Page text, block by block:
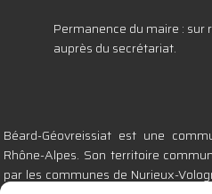
Permanence du maire : sur
auprès du secrétariat.
Béard-Géovreissiat est une
Rhône-Alpes. Son territoire
par les communes de Nurieux-